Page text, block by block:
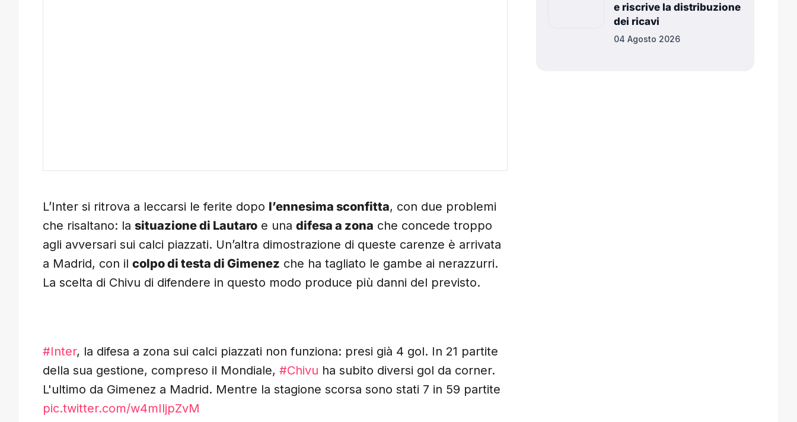
L’Inter si ritrova a leccarsi le ferite dopo l’ennesima sconfitta, con due problemi
che risaltano: la situazione di Lautaro e una difesa a zona che concede troppo
agli avversari sui calci piazzati. Un’altra dimostrazione di queste carenze è arrivata
a Madrid, con il colpo di testa di Gimenez che ha tagliato le gambe ai nerazzurri.
La scelta di Chivu di difendere in questo modo produce più danni del previsto.
#Inter, la difesa a zona sui calci piazzati non funziona: presi già 4 gol. In 21 partite
della sua gestione, compreso il Mondiale, #Chivu ha subito diversi gol da corner.
L'ultimo da Gimenez a Madrid. Mentre la stagione scorsa sono stati 7 in 59 partite
pic.twitter.com/w4mIljpZvM
e riscrive la distribuzione
dei ricavi
04 Agosto 2026